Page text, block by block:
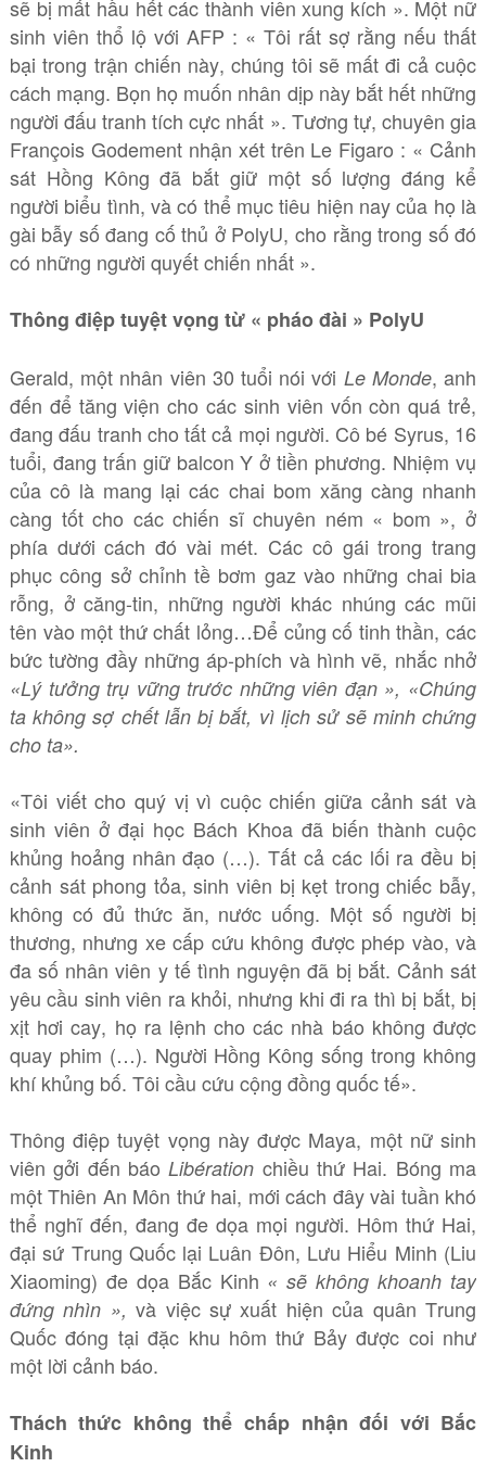
sẽ bị mất hầu hết các thành viên xung kích ». Một nữ
sinh viên thổ lộ với AFP : « Tôi rất sợ rằng nếu thất
bại trong trận chiến này, chúng tôi sẽ mất đi cả cuộc
cách mạng. Bọn họ muốn nhân dịp này bắt hết những
người đấu tranh tích cực nhất ». Tương tự, chuyên gia
François Godement nhận xét trên Le Figaro : « Cảnh
sát Hồng Kông đã bắt giữ một số lượng đáng kể
người biểu tình, và có thể mục tiêu hiện nay của họ là
gài bẫy số đang cố thủ ở PolyU, cho rằng trong số đó
có những người quyết chiến nhất ».
Thông điệp tuyệt vọng từ « pháo đài » PolyU
Gerald, một nhân viên 30 tuổi nói với Le Monde, anh
đến để tăng viện cho các sinh viên vốn còn quá trẻ,
đang đấu tranh cho tất cả mọi người. Cô bé Syrus, 16
tuổi, đang trấn giữ balcon Y ở tiền phương. Nhiệm vụ
của cô là mang lại các chai bom xăng càng nhanh
càng tốt cho các chiến sĩ chuyên ném « bom », ở
phía dưới cách đó vài mét. Các cô gái trong trang
phục công sở chỉnh tề bơm gaz vào những chai bia
rỗng, ở căng-tin, những người khác nhúng các mũi
tên vào một thứ chất lỏng…Để củng cố tinh thần, các
bức tường đầy những áp-phích và hình vẽ, nhắc nhở
«Lý tưởng trụ vững trước những viên đạn », «Chúng
ta không sợ chết lẫn bị bắt, vì lịch sử sẽ minh chứng
cho ta».
«Tôi viết cho quý vị vì cuộc chiến giữa cảnh sát và
sinh viên ở đại học Bách Khoa đã biến thành cuộc
khủng hoảng nhân đạo (…). Tất cả các lối ra đều bị
cảnh sát phong tỏa, sinh viên bị kẹt trong chiếc bẫy,
không có đủ thức ăn, nước uống. Một số người bị
thương, nhưng xe cấp cứu không được phép vào, và
đa số nhân viên y tế tình nguyện đã bị bắt. Cảnh sát
yêu cầu sinh viên ra khỏi, nhưng khi đi ra thì bị bắt, bị
xịt hơi cay, họ ra lệnh cho các nhà báo không được
quay phim (…). Người Hồng Kông sống trong không
khí khủng bố. Tôi cầu cứu cộng đồng quốc tế».
Thông điệp tuyệt vọng này được Maya, một nữ sinh
viên gởi đến báoLibération chiều thứ Hai. Bóng ma
một Thiên An Môn thứ hai, mới cách đây vài tuần khó
thể nghĩ đến, đang đe dọa mọi người. Hôm thứ Hai,
đại sứ Trung Quốc lại Luân Đôn, Lưu Hiểu Minh (Liu
Xiaoming) đe dọa Bắc Kinh « sẽ không khoanh tay
đứng nhìn », và việc sự xuất hiện của quân Trung
Quốc đóng tại đặc khu hôm thứ Bảy được coi như
một lời cảnh báo.
Thách thức không thể chấp nhận đối với Bắc
Kinh